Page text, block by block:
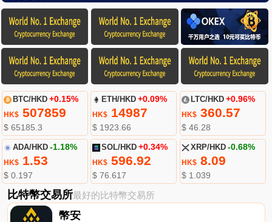
BTC/HKD +0.15%
HK$507859
$ 65185.3
ETH/HKD +0.09%
HK$ 14987
$ 1923.66
LTC/HKD +0.96%
HK$360.57
$ 46.28
ADA/HKD -1.18%
HK$1.53
$ 0.197
SOL/HKD +0.34%
HK$ 596.92
$ 76.617
XRP/HKD -0.68%
HK$8.09
$ 1.039
比特幣交易所最好的比特幣交易所
幣安